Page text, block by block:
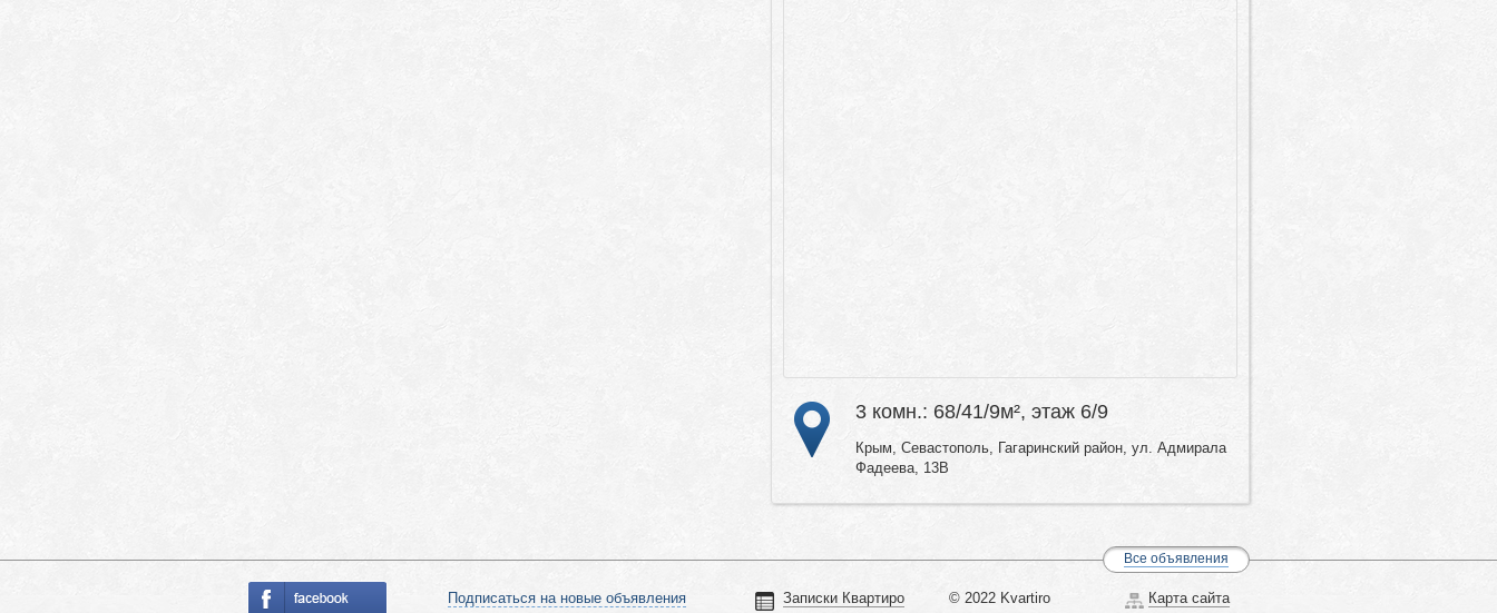
3 комн.: 68/41/9м², этаж 6/9
Крым, Севастополь, Гагаринский район, ул. Адмирала
Фадеева, 13В
Все объявления
Подписаться на новые объявления Записки Квартиро © 2022 Kvartiro Карта сайта